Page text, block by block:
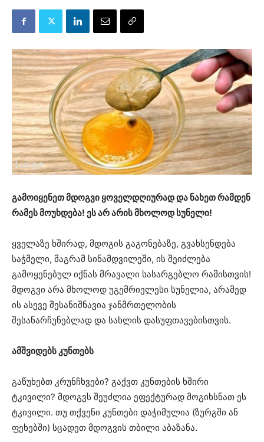
გამოიყენეთ მდოგვი ყოველდღიურად და ნახეთ რამდენ
რამეს მოუხდება! ეს არ არის მხოლოდ სუნელი!
ყველაზე ხშირად, მდოგის გაგონებაზე, გვახსენდება
საჭმელი, მაგრამ სინამდვილეში, ის შეიძლება
გამოყენებულ იქნას მრავალი სასარგებლო რამისთვის!
მდოგვი არა მხოლოდ უგემრიელესი სუნელია, არამედ
ის ასევე შესანიშნავია ჯანმრთელობის
შესანარჩუნებლად და სახლის დასუფთავებისთვის.
ამშვიდებს კუნთებს
გაწუხებთ კრუნჩხვები? გაქვთ კუნთების ხშირი
ტკივილი? მდოგვს შეუძლია ეფექტურად მოგიხსნათ ეს
ტკივილი. თუ თქვენი კუნთები დაჭიმულია (ზურგში ან
ფეხებში) სცადეთ მდოგვის თბილი აბაზანა.